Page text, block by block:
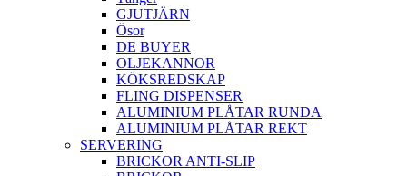
GJUTJÄRN
Ösor
DE BUYER
OLJEKANNOR
KÖKSREDSKAP
FLING DISPENSER
ALUMINIUM PLÅTAR RUNDA
ALUMINIUM PLÅTAR REKT
SERVERING
BRICKOR ANTI-SLIP